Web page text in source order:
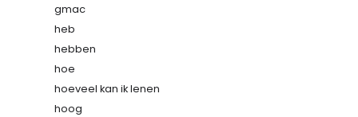
gmac
heb
hebben
hoe
hoeveel kan ik lenen
hoog